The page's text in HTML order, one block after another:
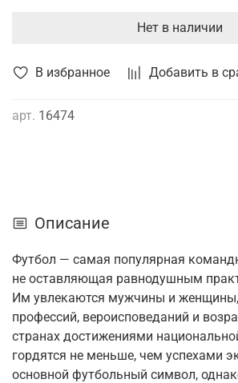
В избранное Добавить в
арт. 16474
Нет в наличии
Описание
Футбол — самая популярная
не оставляющая равнодушным
Им увлекаются мужчины и
профессий, вероисповеданий и
странах достижениями
гордятся не меньше, чем успехами
основной футбольный символ,